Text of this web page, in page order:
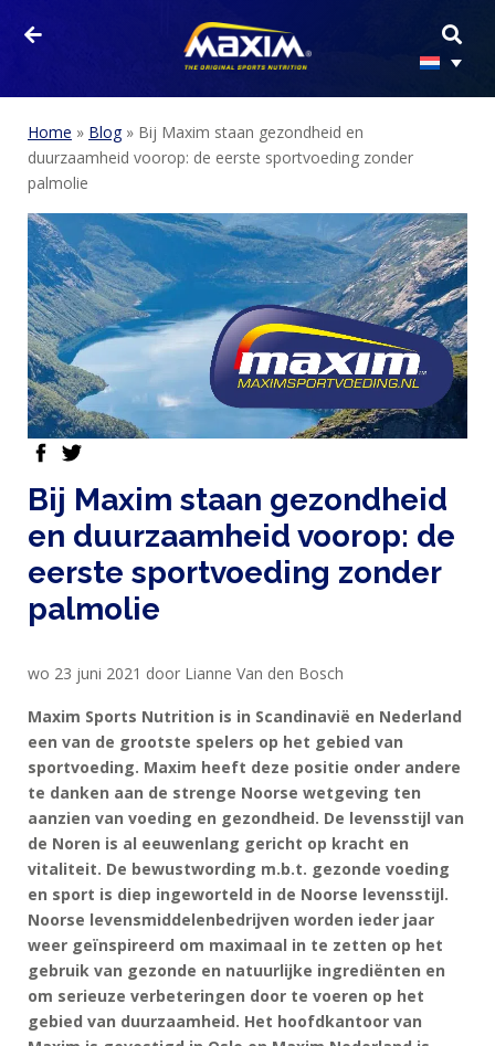
Home » Blog» Bij Maxim staan gezondheid en
duurzaamheid voorop: de eerste sportvoeding zonder
palmolie
facebook
Bij Maxim staan gezondheid
en duurzaamheid voorop: de
eerste sportvoeding zonder
palmolie
wo 23 juni 2021 door Lianne Van den Bosch
Maxim Sports Nutrition is in Scandinavië en Nederland
een van de grootste spelers op het gebied van
sportvoeding. Maxim heeft deze positie onder andere
te danken aan de strenge Noorse wetgeving ten
aanzien van voeding en gezondheid. De levensstijl van
de Noren is al eeuwenlang gericht op kracht en
vitaliteit. De bewustwording m.b.t. gezonde voeding
en sport is diep ingeworteld in de Noorse levensstijl.
Noorse levensmiddelenbedrijven worden ieder jaar
weer geïnspireerd om maximaal in te zetten op het
gebruik van gezonde en natuurlijke ingrediënten en
om serieuze verbeteringen door te voeren op het
gebied van duurzaamheid. Het hoofdkantoor van
HOME
PRODUCTEN
EIWITTEN
EN
HERSTEL
SPORT
EN
DIEET
MAXIM
TRAINING
CIRKEL
MAXIM